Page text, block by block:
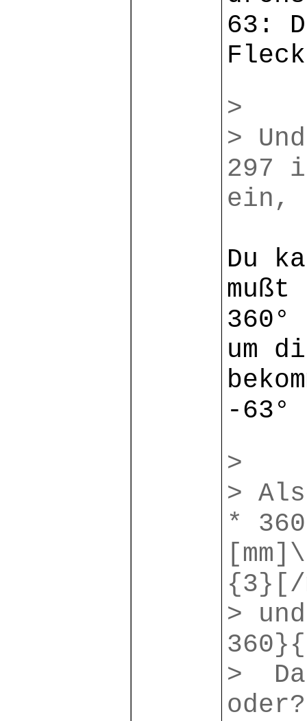
63:
>
>
297
ein,
Du
mußt
um
-
>
>
*
{3}[/
>
>
oder?